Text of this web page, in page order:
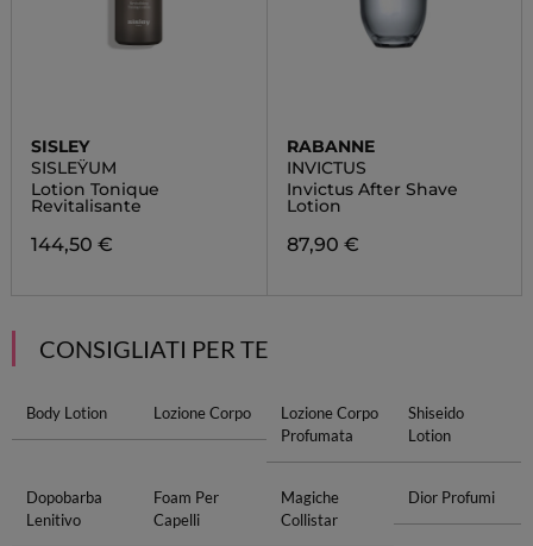
SISLEY
SISLEŸUM
Lotion Tonique
Revitalisante
144,50 €
RABANNE
INVICTUS
Invictus After Shave
Lotion
87,90 €
CONSIGLIATI PER TE
Body Lotion Lozione Corpo
Lozione Corpo
Profumata
Shiseido
Lotion
Dopobarba
Lenitivo
Foam Per
Capelli
Magiche
Collistar
Dior Profumi